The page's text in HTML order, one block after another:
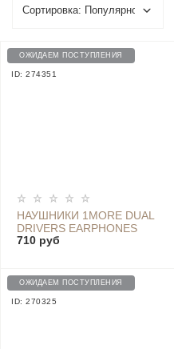
ОЖИДАЕМ ПОСТУПЛЕНИЯ
ID: 274351
НАУШНИКИ 1MORE DUAL
DRIVERS EARPHONES
(СИНИЙ, 3.5 ММ) -
710 руб
ОЖИДАЕМ ПОСТУПЛЕНИЯ
ID: 270325